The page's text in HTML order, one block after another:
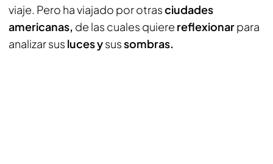
viaje. Pero ha viajado por otrasciudades
americanas, de las cuales quiere reflexionarpara
analizar sus luces ysussombras.